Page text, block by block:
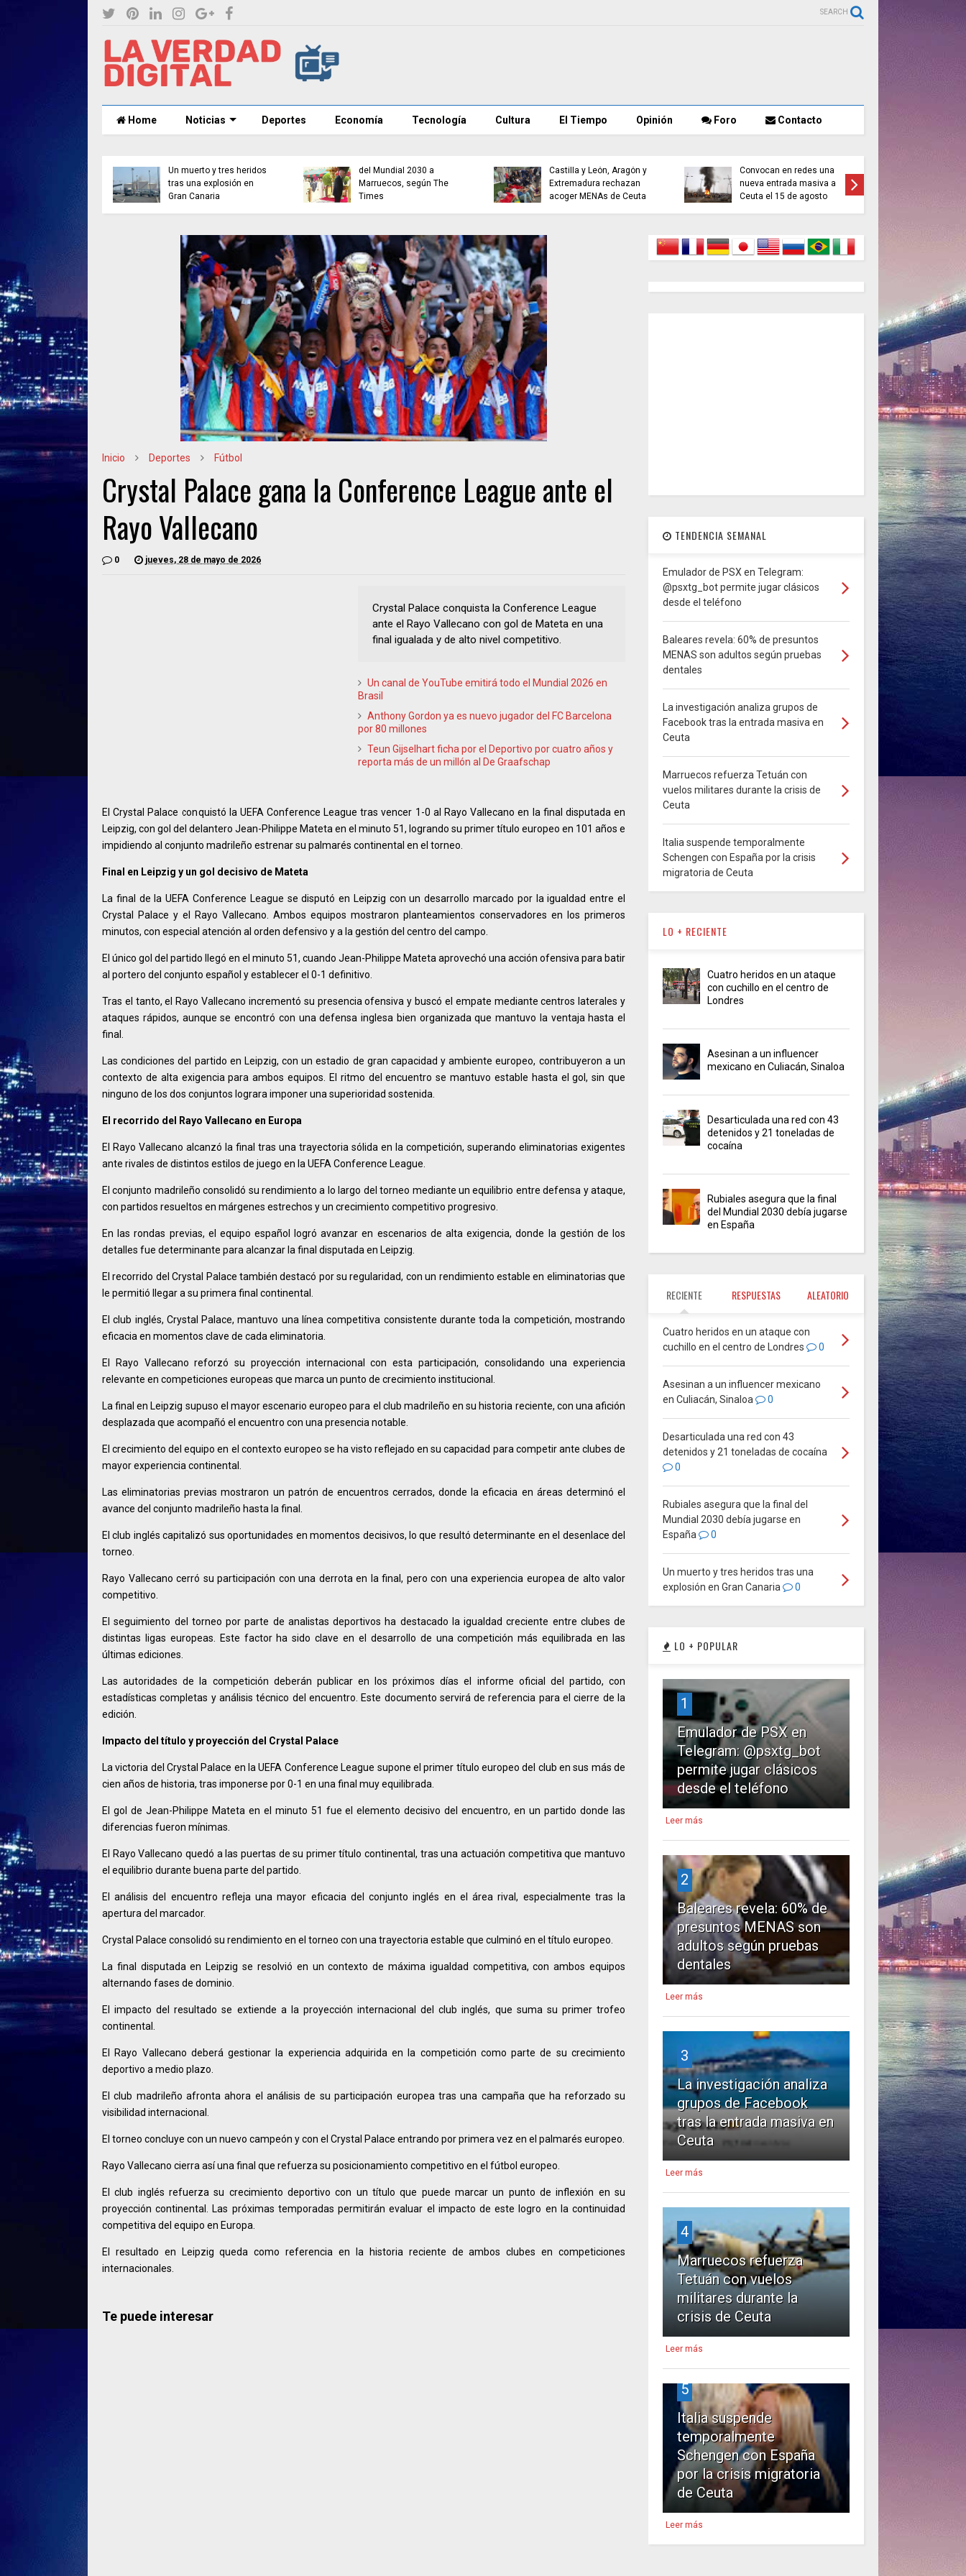
SEARCH
Home Noticias Deportes Economía Tecnología Cultura El Tiempo Opinión Foro Contacto
Un muerto y tres heridos
tras una explosión en
Gran Canaria
del Mundial 2030 a
Marruecos, según The
Times
Castilla y León, Aragón y
Extremadura rechazan
acoger MENAs de Ceuta
Convocan en redes una
nueva entrada masiva a
Ceuta el 15 de agosto
Inicio Deportes Fútbol
Crystal Palace gana la Conference League ante el
Rayo Vallecano
0 jueves, 28 de mayo de 2026
Crystal Palace conquista la Conference League
ante el Rayo Vallecano con gol de Mateta en una
final igualada y de alto nivel competitivo.
Un canal de YouTube emitirá todo el Mundial 2026 en
Brasil
Anthony Gordon ya es nuevo jugador del FC Barcelona
por 80 millones
Teun Gijselhart ficha por el Deportivo por cuatro años y
reporta más de un millón al De Graafschap
El Crystal Palace conquistó la UEFA Conference League tras vencer 1-0 al Rayo Vallecano en la final disputada en
Leipzig, con gol del delantero Jean-Philippe Mateta en el minuto 51, logrando su primer título europeo en 101 años e
impidiendo al conjunto madrileño estrenar su palmarés continental en el torneo.
Final en Leipzig y un gol decisivo de Mateta
La final de la UEFA Conference League se disputó en Leipzig con un desarrollo marcado por la igualdad entre el
Crystal Palace y el Rayo Vallecano. Ambos equipos mostraron planteamientos conservadores en los primeros
minutos, con especial atención al orden defensivo y a la gestión del centro del campo.
El único gol del partido llegó en el minuto 51, cuando Jean-Philippe Mateta aprovechó una acción ofensiva para batir
al portero del conjunto español y establecer el 0-1 definitivo.
Tras el tanto, el Rayo Vallecano incrementó su presencia ofensiva y buscó el empate mediante centros laterales y
ataques rápidos, aunque se encontró con una defensa inglesa bien organizada que mantuvo la ventaja hasta el
final.
Las condiciones del partido en Leipzig, con un estadio de gran capacidad y ambiente europeo, contribuyeron a un
contexto de alta exigencia para ambos equipos. El ritmo del encuentro se mantuvo estable hasta el gol, sin que
ninguno de los dos conjuntos lograra imponer una superioridad sostenida.
El recorrido del Rayo Vallecano en Europa
El Rayo Vallecano alcanzó la final tras una trayectoria sólida en la competición, superando eliminatorias exigentes
ante rivales de distintos estilos de juego en la UEFA Conference League.
El conjunto madrileño consolidó su rendimiento a lo largo del torneo mediante un equilibrio entre defensa y ataque,
con partidos resueltos en márgenes estrechos y un crecimiento competitivo progresivo.
En las rondas previas, el equipo español logró avanzar en escenarios de alta exigencia, donde la gestión de los
detalles fue determinante para alcanzar la final disputada en Leipzig.
El recorrido del Crystal Palace también destacó por su regularidad, con un rendimiento estable en eliminatorias que
le permitió llegar a su primera final continental.
El club inglés, Crystal Palace, mantuvo una línea competitiva consistente durante toda la competición, mostrando
eficacia en momentos clave de cada eliminatoria.
El Rayo Vallecano reforzó su proyección internacional con esta participación, consolidando una experiencia
relevante en competiciones europeas que marca un punto de crecimiento institucional.
La final en Leipzig supuso el mayor escenario europeo para el club madrileño en su historia reciente, con una afición
desplazada que acompañó el encuentro con una presencia notable.
El crecimiento del equipo en el contexto europeo se ha visto reflejado en su capacidad para competir ante clubes de
mayor experiencia continental.
Las eliminatorias previas mostraron un patrón de encuentros cerrados, donde la eficacia en áreas determinó el
avance del conjunto madrileño hasta la final.
El club inglés capitalizó sus oportunidades en momentos decisivos, lo que resultó determinante en el desenlace del
torneo.
Rayo Vallecano cerró su participación con una derrota en la final, pero con una experiencia europea de alto valor
competitivo.
El seguimiento del torneo por parte de analistas deportivos ha destacado la igualdad creciente entre clubes de
distintas ligas europeas. Este factor ha sido clave en el desarrollo de una competición más equilibrada en las
últimas ediciones.
Las autoridades de la competición deberán publicar en los próximos días el informe oficial del partido, con
estadísticas completas y análisis técnico del encuentro. Este documento servirá de referencia para el cierre de la
edición.
Impacto del título y proyección del Crystal Palace
La victoria del Crystal Palace en la UEFA Conference League supone el primer título europeo del club en sus más de
cien años de historia, tras imponerse por 0-1 en una final muy equilibrada.
El gol de Jean-Philippe Mateta en el minuto 51 fue el elemento decisivo del encuentro, en un partido donde las
diferencias fueron mínimas.
El Rayo Vallecano quedó a las puertas de su primer título continental, tras una actuación competitiva que mantuvo
el equilibrio durante buena parte del partido.
El análisis del encuentro refleja una mayor eficacia del conjunto inglés en el área rival, especialmente tras la
apertura del marcador.
Crystal Palace consolidó su rendimiento en el torneo con una trayectoria estable que culminó en el título europeo.
La final disputada en Leipzig se resolvió en un contexto de máxima igualdad competitiva, con ambos equipos
alternando fases de dominio.
El impacto del resultado se extiende a la proyección internacional del club inglés, que suma su primer trofeo
continental.
El Rayo Vallecano deberá gestionar la experiencia adquirida en la competición como parte de su crecimiento
deportivo a medio plazo.
El club madrileño afronta ahora el análisis de su participación europea tras una campaña que ha reforzado su
visibilidad internacional.
El torneo concluye con un nuevo campeón y con el Crystal Palace entrando por primera vez en el palmarés europeo.
Rayo Vallecano cierra así una final que refuerza su posicionamiento competitivo en el fútbol europeo.
El club inglés refuerza su crecimiento deportivo con un título que puede marcar un punto de inflexión en su
proyección continental. Las próximas temporadas permitirán evaluar el impacto de este logro en la continuidad
competitiva del equipo en Europa.
El resultado en Leipzig queda como referencia en la historia reciente de ambos clubes en competiciones
internacionales.
Te puede interesar
TENDENCIA SEMANAL
Emulador de PSX en Telegram:
@psxtg_bot permite jugar clásicos
desde el teléfono
Baleares revela: 60% de presuntos
MENAS son adultos según pruebas
dentales
La investigación analiza grupos de
Facebook tras la entrada masiva en
Ceuta
Marruecos refuerza Tetuán con
vuelos militares durante la crisis de
Ceuta
Italia suspende temporalmente
Schengen con España por la crisis
migratoria de Ceuta
LO + RECIENTE
Cuatro heridos en un ataque
con cuchillo en el centro de
Londres
Asesinan a un influencer
mexicano en Culiacán, Sinaloa
Desarticulada una red con 43
detenidos y 21 toneladas de
cocaína
Rubiales asegura que la final
del Mundial 2030 debía jugarse
en España
RECIENTE RESPUESTAS ALEATORIO
Cuatro heridos en un ataque con
cuchillo en el centro de Londres
0
Asesinan a un influencer mexicano
en Culiacán, Sinaloa
0
Desarticulada una red con 43
detenidos y 21 toneladas de cocaína
0
Rubiales asegura que la final del
Mundial 2030 debía jugarse en
España
0
Un muerto y tres heridos tras una
explosión en Gran Canaria
0
LO + POPULAR
1
Emulador de PSX en
Telegram: @psxtg_bot
permite jugar clásicos
desde el teléfono
Leer más
2
Baleares revela: 60% de
presuntos MENAS son
adultos según pruebas
dentales
Leer más
3
La investigación analiza
grupos de Facebook
tras la entrada masiva en
Ceuta
Leer más
4
Marruecos refuerza
Tetuán con vuelos
militares durante la
crisis de Ceuta
Leer más
5
Italia suspende
temporalmente
Schengen con España
por la crisis migratoria
de Ceuta
Leer más